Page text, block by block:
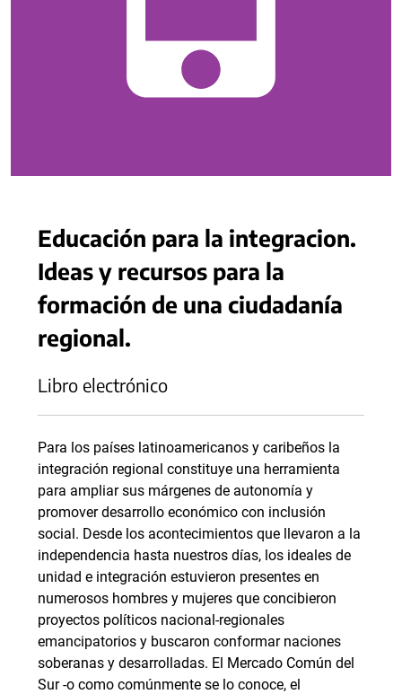
Educación para la integracion.
Ideas y recursos para la
formación de una ciudadanía
regional.
Libro electrónico
Para los países latinoamericanos y caribeños la
integración regional constituye una herramienta
para ampliar sus márgenes de autonomía y
promover desarrollo económico con inclusión
social. Desde los acontecimientos que llevaron a la
independencia hasta nuestros días, los ideales de
unidad e integración estuvieron presentes en
numerosos hombres y mujeres que concibieron
proyectos políticos nacional-regionales
emancipatorios y buscaron conformar naciones
soberanas y desarrolladas. El Mercado Común del
Sur -o como comúnmente se lo conoce, el